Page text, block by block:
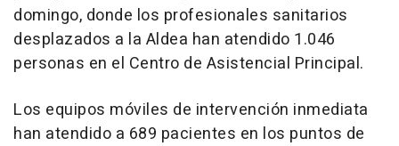
domingo, donde los profesionales sanitarios
desplazados a la Aldea han atendido 1.046
personas en el Centro de Asistencial Principal.
Los equipos móviles de intervención inmediata
han atendido a 689 pacientes en los puntos de